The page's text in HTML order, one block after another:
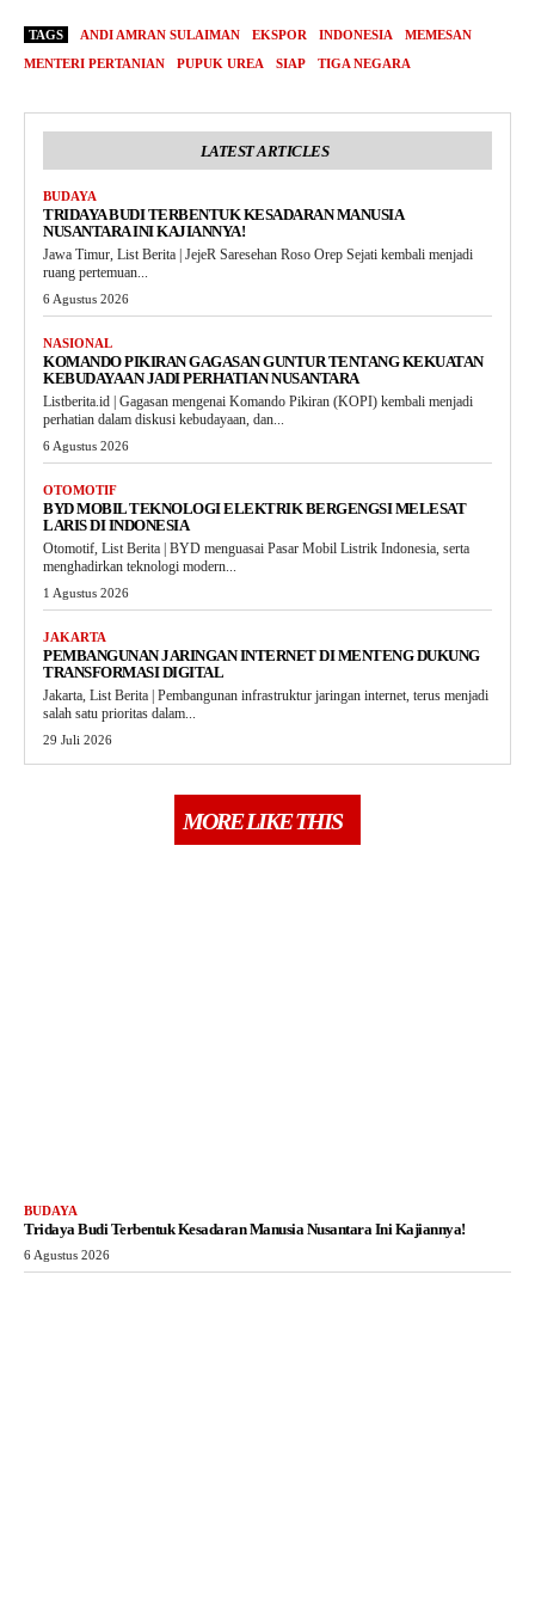
TAGS ANDI AMRAN SULAIMAN EKSPOR INDONESIA
MEMESAN
MENTERI PERTANIAN
PUPUK UREA SIAP TIGA NEGARA
LATEST ARTICLES
BUDAYA
TRIDAYA BUDI TERBENTUK KESADARAN MANUSIA
NUSANTARA INI KAJIANNYA!
Jawa Timur, List Berita | JejeR Saresehan Roso Orep Sejati kembali menjadi
ruang pertemuan...
6 Agustus 2026
NASIONAL
KOMANDO PIKIRAN GAGASAN GUNTUR TENTANG KEKUATAN
KEBUDAYAAN JADI PERHATIAN NUSANTARA
Listberita.id | Gagasan mengenai Komando Pikiran (KOPI) kembali menjadi
perhatian dalam diskusi kebudayaan, dan...
6 Agustus 2026
OTOMOTIF
BYD MOBIL TEKNOLOGI ELEKTRIK BERGENGSI MELESAT
LARIS DI INDONESIA
Otomotif, List Berita | BYD menguasai Pasar Mobil Listrik Indonesia, serta
menghadirkan teknologi modern...
1 Agustus 2026
JAKARTA
PEMBANGUNAN JARINGAN INTERNET DI MENTENG DUKUNG
TRANSFORMASI DIGITAL
Jakarta, List Berita | Pembangunan infrastruktur jaringan internet, terus menjadi
salah satu prioritas dalam...
29 Juli 2026
MORE LIKE THIS
BUDAYA
Tridaya Budi Terbentuk Kesadaran Manusia Nusantara Ini Kajiannya!
6 Agustus 2026